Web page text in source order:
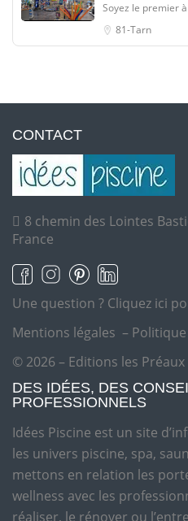
Soyez le premier
81-Tarn
CONTACT
8 chemin des Lointes
France
Une question ? Cliquez ici
Mentions légales –
© 2026 – Editions les Préaux
DES IDÉES, DES
PROFESSIONNELS
Idées Piscine est un site
les univers piscine, spa,
mettons en relation les
wellness avec les
réaliser, le rénover ou